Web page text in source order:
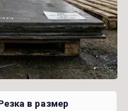
в размер